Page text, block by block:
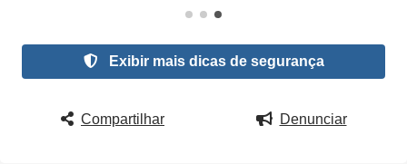
Exibir mais dicas de segurança
Compartilhar Denunciar